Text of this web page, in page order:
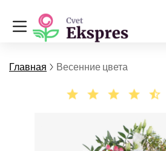
Главная Весенние цвета